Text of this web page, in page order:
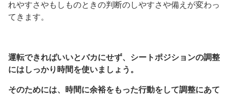
れやすさやもしものときの判断のしやすさや備えが変わっ
てきます。
運転できればいいとバカにせず、シートポジションの調整
にはしっかり時間を使いましょう。
そのためには、時間に余裕をもった行動をして調整にあて